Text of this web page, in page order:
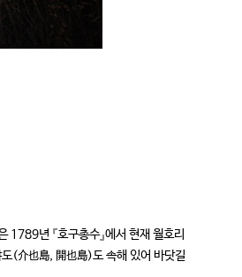
년 『호구총수』에서 현재 월호리
(介也島, 開也島)도 속해 있어 바닷길